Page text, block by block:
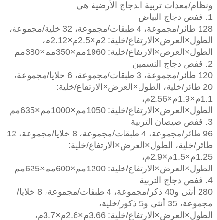
ونظام/معدات تربية الدجاج الأرضية هي
1. قفص دجاج البياض
128 طائر/مجموعة، 4 طبقات/مجموعة، 32 خلية/مجموعة،
الطول×العرض×الارتفاع/خلية: 2م×2.5م×2.12م،
الطول×العرض×الارتفاع/خلية: 1960مم×350مم×380مم
2. قفص دجاج التسمين
120 طائر/مجموعة، 3 طبقات/مجموعة، 6 خلايا/مجموعة،
20 طائر/خلية، الطول×العرض×الارتفاع/خلية:
1.1م×1.9م×2.56م،
الطول×العرض×الارتفاع/خلية: 1050مم×1000مم×635مم
3. قفص صيصان التربية
96 طائر/مجموعة، 4 طبقات/مجموعة، 8 خلايا/مجموعة، 12
طائر/خلية، الطول×العرض×الارتفاع/خلية:
1.25م×1.5م×2.9م،
الطول×العرض×الارتفاع/خلية: 1200مم×600مم×625مم
4. قفص دجاج التربية
280 أنثى و40 ذكر/مجموعة، 4 طبقات/مجموعة، 8 خلايا/
مجموعة، 35 أنثى و5 ذكور/خلية،
الطول×العرض×الارتفاع/خلية: 3.66م×2.6م×3.7م،